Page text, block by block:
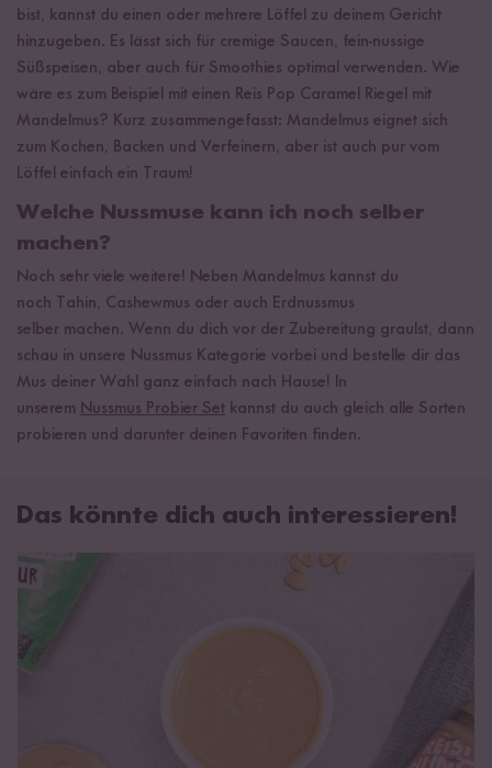
bist, kannst du einen oder mehrere Löffel zu deinem Gericht
hinzugeben. Es lässt sich für cremige Saucen, fein-nussige
Süßspeisen, aber auch für Smoothies optimal verwenden. Wie
wäre es zum Beispiel mit einen Reis Pop Caramel Riegel mit
Mandelmus? Kurz zusammengefasst: Mandelmus eignet sich
zum Kochen, Backen und Verfeinern, aber ist auch pur vom
Löffel einfach ein Traum!
Welche Nussmuse kann ich noch selber
machen?
Noch sehr viele weitere! Neben Mandelmus kannst du
noch Tahin, Cashewmus oder auch Erdnussmus
selber machen. Wenn du dich vor der Zubereitung graulst, dann
schau in unsere Nussmus Kategorie vorbei und bestelle dir das
Mus deiner Wahl ganz einfach nach Hause! In
unserem Nussmus Probier Set kannst du auch gleich alle Sorten
probieren und darunter deinen Favoriten finden.
Das könnte dich auch interessieren!
Erdnussmus selber machen